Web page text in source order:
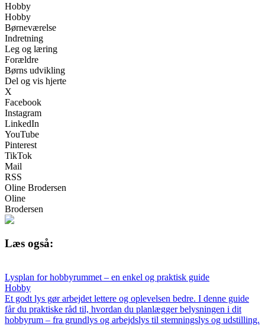
Hobby
Hobby
Børneværelse
Indretning
Leg og læring
Forældre
Børns udvikling
Del og vis hjerte
X
Facebook
Instagram
LinkedIn
YouTube
Pinterest
TikTok
Mail
RSS
Oline Brodersen
Oline
Brodersen
Læs også:
Lysplan for hobbyrummet – en enkel og praktisk guide
Hobby
Et godt lys gør arbejdet lettere og oplevelsen bedre. I denne guide
får du praktiske råd til, hvordan du planlægger belysningen i dit
hobbyrum – fra grundlys og arbejdslys til stemningslys og udstilling.